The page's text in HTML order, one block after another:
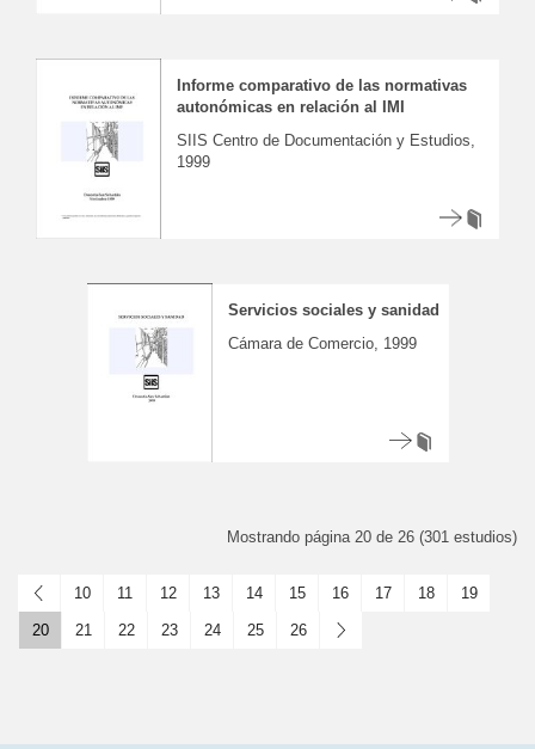
Informe comparativo de las normativas
autonómicas en relación al IMI
SIIS Centro de Documentación y Estudios,
1999
Servicios sociales y sanidad
Cámara de Comercio, 1999
Mostrando página 20 de 26 (301 estudios)
Anterior
10 11 12 13 14 15 16 17 18 19
20 21 22 23 24 25 26